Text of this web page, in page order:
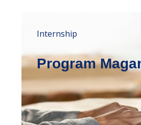
Internship
Program